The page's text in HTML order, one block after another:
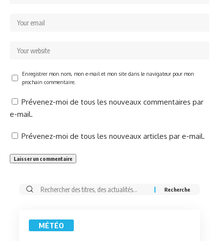
Enregistrer mon nom, mon e-mail et mon site dans le navigateur pour mon
prochain commentaire.
Prévenez-moi de tous les nouveaux commentaires par
e-mail.
Prévenez-moi de tous les nouveaux articles par e-mail.
Rechercher:
MÉTÉO